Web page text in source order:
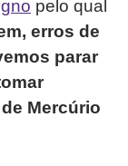
pelo qual
erros de
parar
Mercúrio